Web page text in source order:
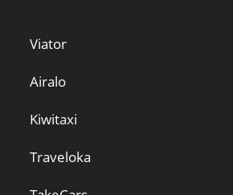
Viator
Airalo
Kiwitaxi
Traveloka